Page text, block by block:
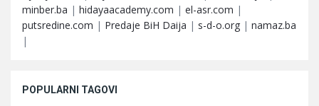
minber.ba | hidayaacademy.com | el-asr.com |
putsredine.com | Predaje BiH Daija | s-d-o.org | namaz.ba
|
POPULARNI TAGOVI